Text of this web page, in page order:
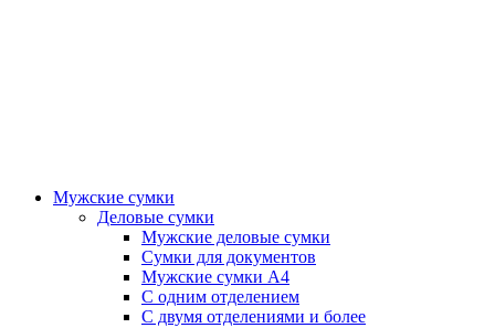
Мужские сумки
Деловые сумки
Мужские деловые сумки
Сумки для документов
Мужские сумки А4
С одним отделением
С двумя отделениями и более